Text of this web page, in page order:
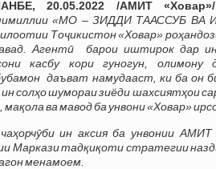
20.05.2022 /АМИТ «Ховар»/
«МО – ЗИДДИ ТААССУБ ВА
Тоҷикистон «Ховар»
Агентӣ барои иштирок дар ин
касбу кори гуногун,
даъват намудааст, ки ба он
ин солҳо шумораи зиёди шахсиятҳои
мақола ва мавод ба унвони «Ховар»
ин аксия ба унвонии
Маркази тадқиқоти стратегии
менамоем.